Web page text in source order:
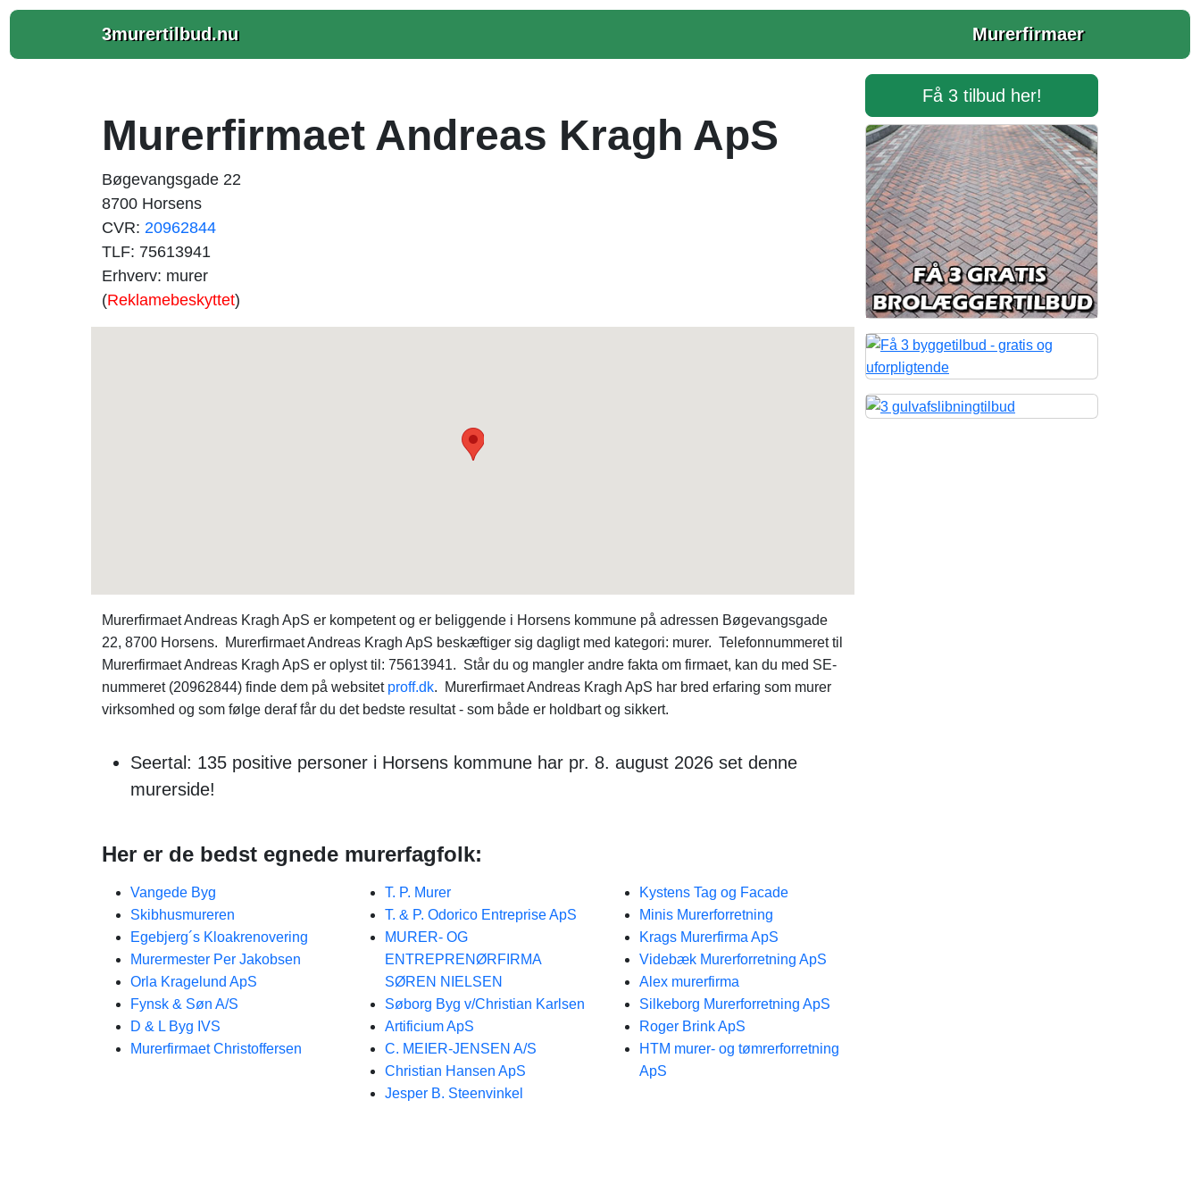
3murertilbud.nu Murerfirmaer
Murerfirmaet Andreas Kragh ApS
Bøgevangsgade 22
8700 Horsens
CVR: 20962844
TLF: 75613941
Erhverv: murer
(Reklamebeskyttet)
Murerfirmaet Andreas Kragh ApS er kompetent og er beliggende i Horsens kommune på adressen Bøgevangsgade
22, 8700 Horsens. Murerfirmaet Andreas Kragh ApS beskæftiger sig dagligt med kategori: murer. Telefonnummeret til
Murerfirmaet Andreas Kragh ApS er oplyst til: 75613941. Står du og mangler andre fakta om firmaet, kan du med SE-
nummeret (20962844) finde dem på websitet proff.dk. Murerfirmaet Andreas Kragh ApS har bred erfaring som murer
virksomhed og som følge deraf får du det bedste resultat - som både er holdbart og sikkert.
Seertal: 135 positive personer i Horsens kommune har pr. 8. august 2026 set denne
murerside!
Her er de bedst egnede murerfagfolk:
Vangede Byg
Skibhusmureren
Egebjerg´s Kloakrenovering
Murermester Per Jakobsen
Orla Kragelund ApS
Fynsk & Søn A/S
D & L Byg IVS
Murerfirmaet Christoffersen
T. P. Murer
T. & P. Odorico Entreprise ApS
MURER- OG
ENTREPRENØRFIRMA
SØREN NIELSEN
Søborg Byg v/Christian Karlsen
Artificium ApS
C. MEIER-JENSEN A/S
Christian Hansen ApS
Jesper B. Steenvinkel
Kystens Tag og Facade
Minis Murerforretning
Krags Murerfirma ApS
Videbæk Murerforretning ApS
Alex murerfirma
Silkeborg Murerforretning ApS
Roger Brink ApS
HTM murer- og tømrerforretning
ApS
Få 3 tilbud her!